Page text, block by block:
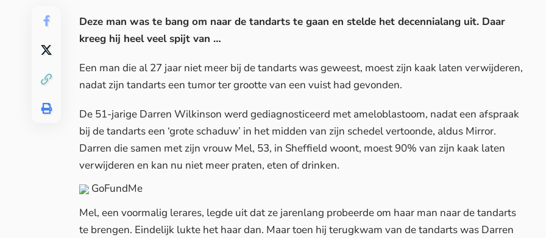
Deze man was te bang om naar de tandarts te gaan en stelde het decennialang uit. Daar
kreeg hij heel veel spijt van …
Een man die al 27 jaar niet meer bij de tandarts was geweest, moest zijn kaak laten verwijderen,
nadat zijn tandarts een tumor ter grootte van een vuist had gevonden.
De 51-jarige Darren Wilkinson werd gediagnosticeerd met ameloblastoom, nadat een afspraak
bij de tandarts een ‘grote schaduw’ in het midden van zijn schedel vertoonde, aldus Mirror.
Darren die samen met zijn vrouw Mel, 53, in Sheffield woont, moest 90% van zijn kaak laten
verwijderen en kan nu niet meer praten, eten of drinken.
GoFundMe
Mel, een voormalig lerares, legde uit dat ze jarenlang probeerde om haar man naar de tandarts
te brengen. Eindelijk lukte het haar dan. Maar toen hij terugkwam van de tandarts was Darren